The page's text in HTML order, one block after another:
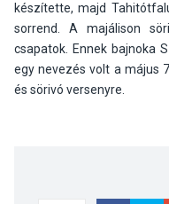
készítette, majd
sorrend. A majálison
csapatok. Ennek bajnoka
egy nevezés volt a május
és sörivó versenyre.